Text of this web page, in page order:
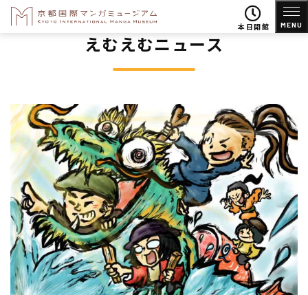
本日開館 MENU
えむえむニュース